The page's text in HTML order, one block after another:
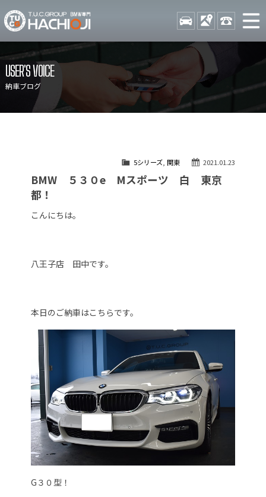
TUCグループ BMW専門 八
STOCK ACCESS 042-
ニュース
在庫リスト
目玉車両一覧
店舗紹介
保証＆サービス
アクセスマップ
自動車保険
TUCとは？
納車blog
USER'S VOICE
納車ブログ
2021.01.23
5シリーズ, 関東
BMW ５３０e Mスポーツ 白 東京
都！
こんにちは。
八王子店 田中です。
本日のご納車はこちらです。
G３０型！